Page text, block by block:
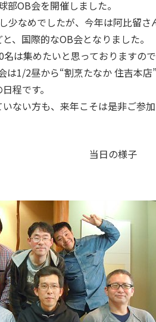
部OB会を開催しました。
少なめでしたが、今年は阿比留
、国際的なOB会となりました。
は集めたいと思っておりますの
は1/2昼から“割烹たなか 住吉本店
程です。
ない方も、来年こそは是非ご参加
当日の様子